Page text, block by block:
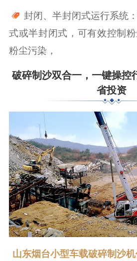
封闭、半封闭式运行系统
式或半封闭式，可有效控制
粉尘污染，
破碎制沙双合一，一键操控
省投资
山东烟台小型车载破碎制沙